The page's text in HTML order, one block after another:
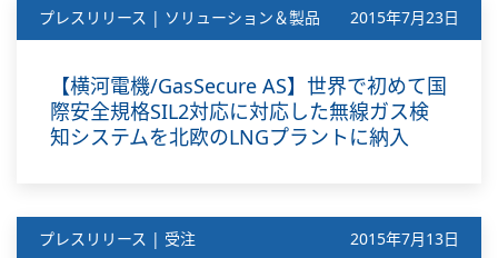
プレスリリース | ソリューション＆製品 2015年7月23日
【横河電機/GasSecure AS】世界で初めて国
際安全規格SIL2対応に対応した無線ガス検
知システムを北欧のLNGプラントに納入
プレスリリース | 受注 2015年7月13日